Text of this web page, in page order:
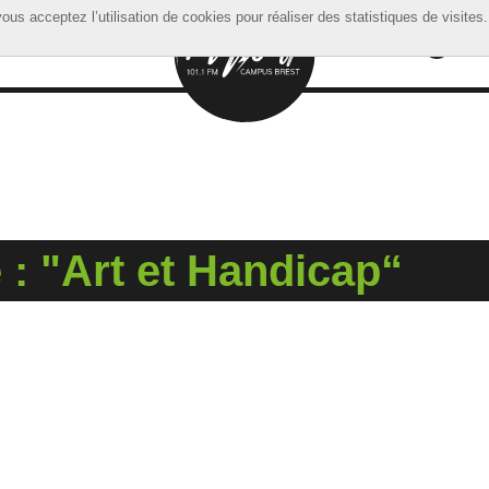
acceptez l’utilisation de cookies pour réaliser des statistiques de visites.
acceptez l’utilisation de cookies pour réaliser des statistiques de visites.
"Art et Handicap“